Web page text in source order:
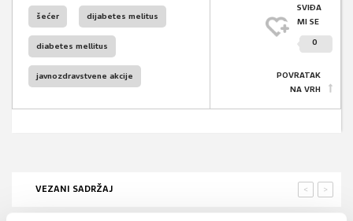
šećer dijabetes melitus
diabetes mellitus
javnozdravstvene akcije
SVIĐA
MI SE
0
POVRATAK
NA VRH
VEZANI SADRŽAJ >
<